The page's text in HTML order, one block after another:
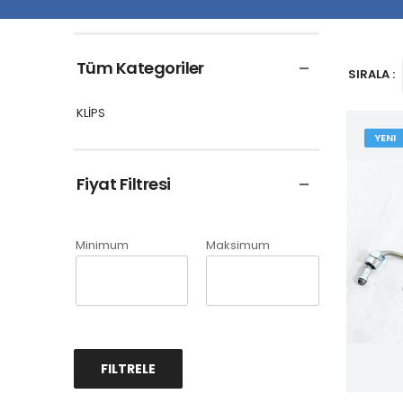
Tüm Kategoriler
KLİPS
Fiyat Filtresi
Minimum Maksimum
FILTRELE
SIRALA :
YENI